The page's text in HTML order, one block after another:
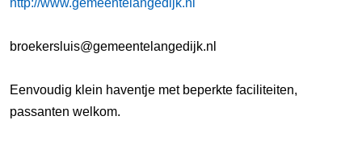
http://www.gemeentelangedijk.nl
broekersluis@gemeentelangedijk.nl
Eenvoudig klein haventje met beperkte faciliteiten,
passanten welkom.